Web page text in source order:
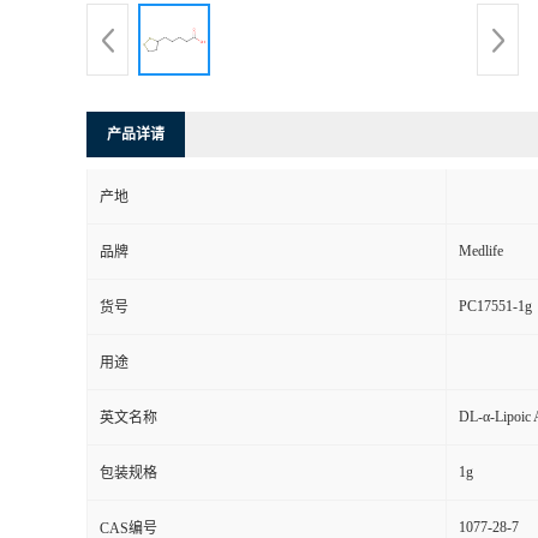
产品详请
产地
品牌 Medlife
货号 PC17551-1g
用途
英文名称 DL-α-Lipoic
包装规格 1g
CAS编号 1077-28-7